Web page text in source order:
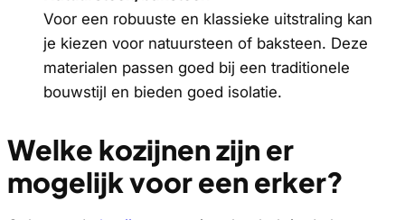
Voor een robuuste en klassieke uitstraling kan
je kiezen voor natuursteen of baksteen. Deze
materialen passen goed bij een traditionele
bouwstijl en bieden goed isolatie.
Welke kozijnen zijn er
mogelijk voor een erker?